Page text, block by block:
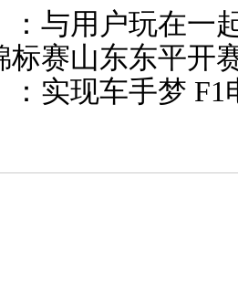
与用户玩在一
标赛山东东平开
实现车手梦